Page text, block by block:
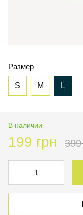
Размер
S M L
В наличии
199 грн 399